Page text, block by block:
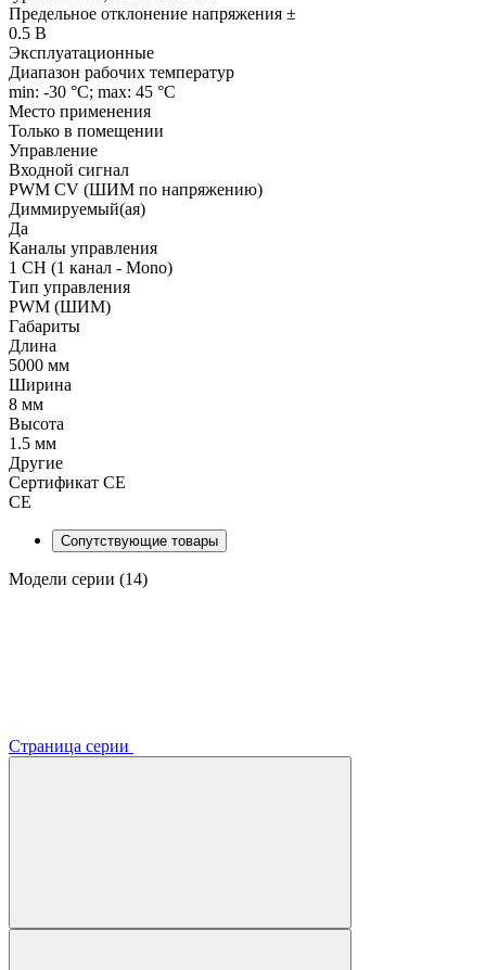
Предельное отклонение напряжения ±
0.5 В
Эксплуатационные
Диапазон рабочих температур
min: -30 °C; max: 45 °C
Место применения
Только в помещении
Управление
Входной сигнал
PWM СV (ШИМ по напряжению)
Диммируемый(ая)
Да
Каналы управления
1 CH (1 канал - Mono)
Тип управления
PWM (ШИМ)
Габариты
Длина
5000 мм
Ширина
8 мм
Высота
1.5 мм
Другие
Сертификат CE
CE
Сопутствующие товары
Модели серии (14)
Страница серии